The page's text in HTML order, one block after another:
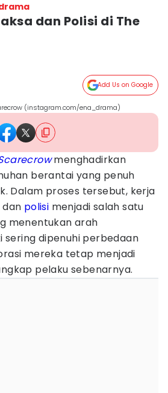
dan Polisi di The
Add Us on Google
(instagram.com/ena_drama)
menghadirkan
berantai yang penuh
Dalam proses tersebut, kerja
dan polisi menjadi salah satu
menentukan arah
sering dipenuhi perbedaan
mereka tetap menjadi
pelaku sebenarnya.